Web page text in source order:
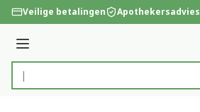
Ga naar de inhoud
Veilige betalingen Apothekersadvies
Menu
Product, merk, categorie...